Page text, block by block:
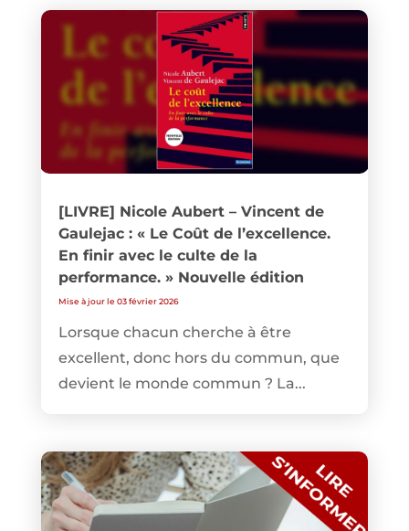
[LIVRE] Nicole Aubert – Vincent de
Gaulejac : « Le Coût de l’excellence.
En finir avec le culte de la
performance. » Nouvelle édition
Mise à jour le 03 février 2026
Lorsque chacun cherche à être
excellent, donc hors du commun, que
devient le monde commun ? La...